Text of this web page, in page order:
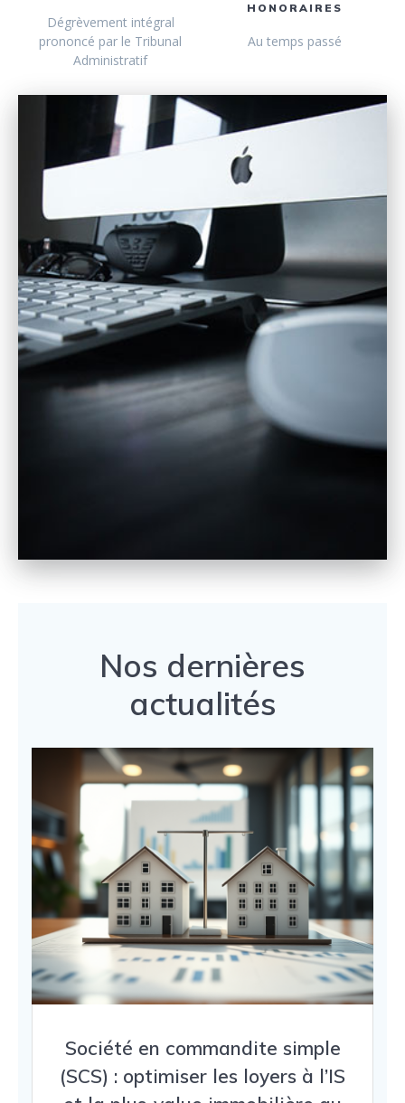
Dégrèvement intégral
prononcé par le Tribunal
Administratif
HONORAIRES
Au temps passé
Nos dernières
actualités
Société en commandite simple
(SCS) : optimiser les loyers à l’IS